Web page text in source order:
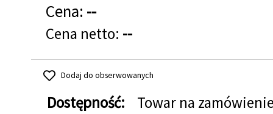
Cena: --
Cena netto: --
Dodaj do obserwowanych
Dostępność:
Towar na